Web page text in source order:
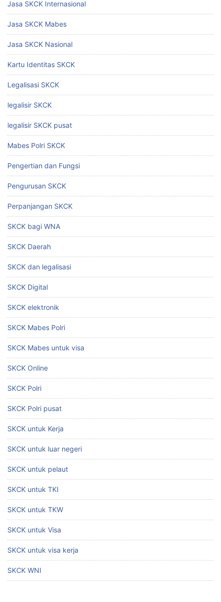
Jasa SKCK Internasional
Jasa SKCK Mabes
Jasa SKCK Nasional
Kartu Identitas SKCK
Legalisasi SKCK
legalisir SKCK
legalisir SKCK pusat
Mabes Polri SKCK
Pengertian dan Fungsi
Pengurusan SKCK
Perpanjangan SKCK
SKCK bagi WNA
SKCK Daerah
SKCK dan legalisasi
SKCK Digital
SKCK elektronik
SKCK Mabes Polri
SKCK Mabes untuk visa
SKCK Online
SKCK Polri
SKCK Polri pusat
SKCK untuk Kerja
SKCK untuk luar negeri
SKCK untuk pelaut
SKCK untuk TKI
SKCK untuk TKW
SKCK untuk Visa
SKCK untuk visa kerja
SKCK WNI